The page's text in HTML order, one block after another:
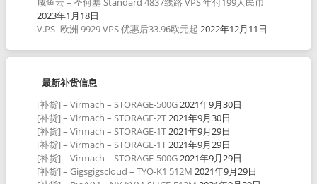
2023年1月18日
V.PS -欧洲 9929 VPS 优惠后33.96欧元起 2022年12月11日
最新补货信息
[补货] – Virmach – STORAGE-500G2021年9月30日
[补货] – Virmach – STORAGE-2T2021年9月30日
[补货] – Virmach – STORAGE-1T2021年9月29日
[补货] – Virmach – STORAGE-1T2021年9月29日
[补货] – Virmach – STORAGE-500G2021年9月29日
[补货] – Gigsgigscloud – TYO-K1 512M 2021年9月29日